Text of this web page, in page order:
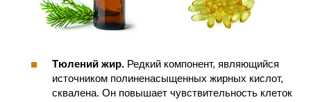
Тюлений жир. Редкий компонент, являющийся
источником полиненасыщенных жирных кислот,
сквалена. Он повышает чувствительность клеток